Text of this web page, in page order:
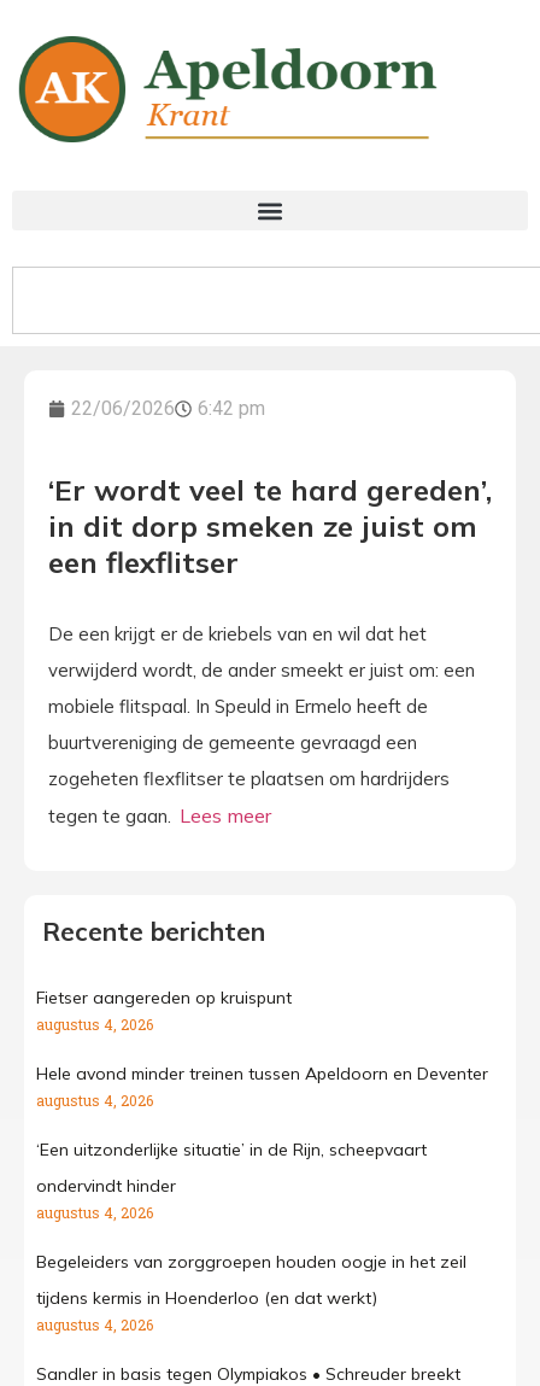
22/06/2026 6:42 pm
‘Er wordt veel te hard gereden’,
in dit dorp smeken ze juist om
een flexflitser
De een krijgt er de kriebels van en wil dat het
verwijderd wordt, de ander smeekt er juist om: een
mobiele flitspaal. In Speuld in Ermelo heeft de
buurtvereniging de gemeente gevraagd een
zogeheten flexflitser te plaatsen om hardrijders
tegen te gaan.
Recente berichten
Fietser aangereden op kruispunt
augustus 4, 2026
Hele avond minder treinen tussen Apeldoorn en Deventer
augustus 4, 2026
‘Een uitzonderlijke situatie’ in de Rijn, scheepvaart
ondervindt hinder
augustus 4, 2026
Begeleiders van zorggroepen houden oogje in het zeil
tijdens kermis in Hoenderloo (en dat werkt)
augustus 4, 2026
Sandler in basis tegen Olympiakos • Schreuder breekt